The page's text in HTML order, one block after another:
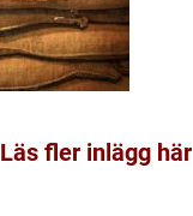
Läs fler inlägg här